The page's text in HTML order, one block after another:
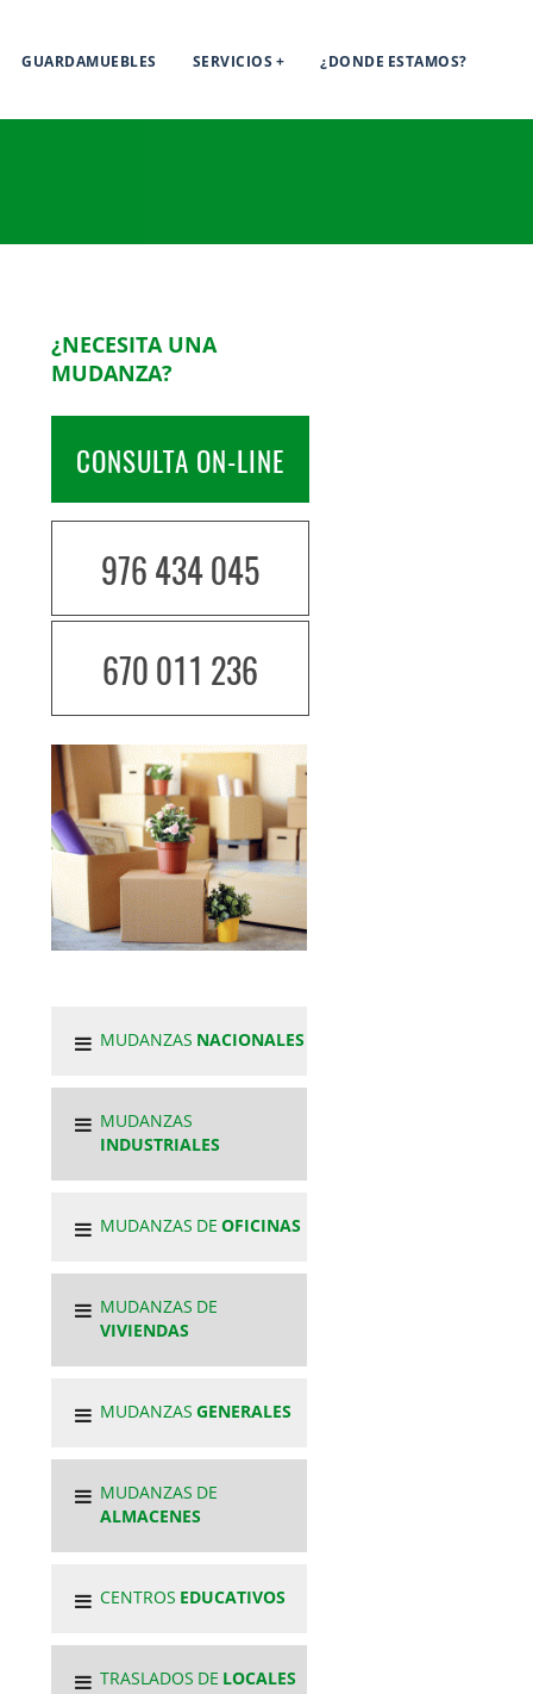
GUARDAMUEBLES SERVICIOS ¿DONDE ESTAMOS?
¿NECESITA UNA
MUDANZA?
CONSULTA ON-LINE
976 434 045
670 011 236
MUDANZAS NACIONALES
MUDANZAS
INDUSTRIALES
MUDANZAS DE OFICINAS
MUDANZAS DE
VIVIENDAS
MUDANZAS GENERALES
MUDANZAS DE
ALMACENES
CENTROS EDUCATIVOS
TRASLADOS DE LOCALES